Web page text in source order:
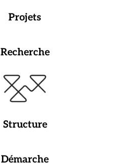
Projets
Recherche
Structure
Démarche